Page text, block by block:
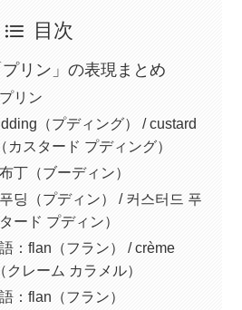
目次
リン」の表現まとめ
リン
（プディング） / custard
カスタード プディング）
丁（ブーディン）
딩（プディン） / 커스터드 푸
ード プディン）
：flan（フラン） / crème
クレーム カラメル）
：flan（フラン）